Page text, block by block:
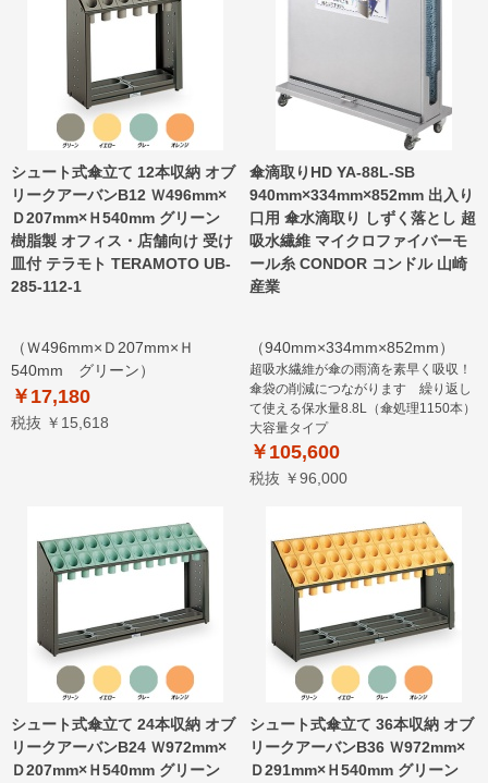
シュート式傘立て 12本収納 オブ
リークアーバンB12 Ｗ496mm×
Ｄ207mm×Ｈ540mm グリーン
樹脂製 オフィス・店舗向け 受け
皿付 テラモト TERAMOTO UB-
285-112-1
（Ｗ496mm×Ｄ207mm×Ｈ
540mm グリーン）
￥17,180
税抜 ￥15,618
傘滴取りHD YA-88L-SB
940mm×334mm×852mm 出入り
口用 傘水滴取り しずく落とし 超
吸水繊維 マイクロファイバーモ
ール糸 CONDOR コンドル 山崎
産業
（940mm×334mm×852mm）
超吸水繊維が傘の雨滴を素早く吸収！
傘袋の削減につながります 繰り返し
て使える保水量8.8L（傘処理1150本）
大容量タイプ
￥105,600
税抜 ￥96,000
シュート式傘立て 24本収納 オブ
リークアーバンB24 Ｗ972mm×
Ｄ207mm×Ｈ540mm グリーン
シュート式傘立て 36本収納 オブ
リークアーバンB36 Ｗ972mm×
Ｄ291mm×Ｈ540mm グリーン